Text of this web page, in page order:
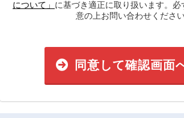
について」 に基づき適正に取り扱います。必
意の上お問い合わせください
同意して確認画面